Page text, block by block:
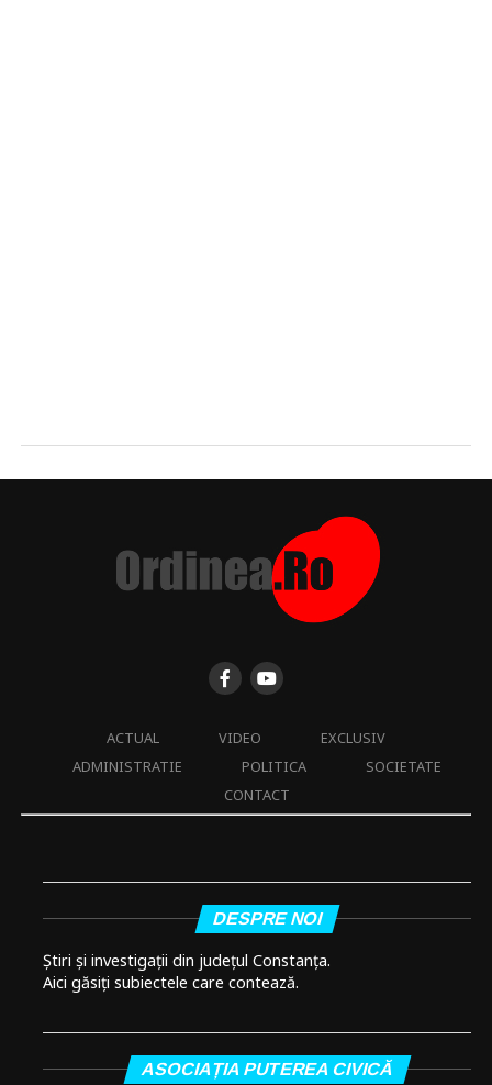
ACTUAL VIDEO
EXCLUSIV
ADMINISTRATIE
POLITICA
SOCIETATE
CONTACT
DESPRE NOI
Știri și investigații din județul Constanța.
Aici găsiți subiectele care contează.
ASOCIAȚIA PUTEREA CIVICĂ